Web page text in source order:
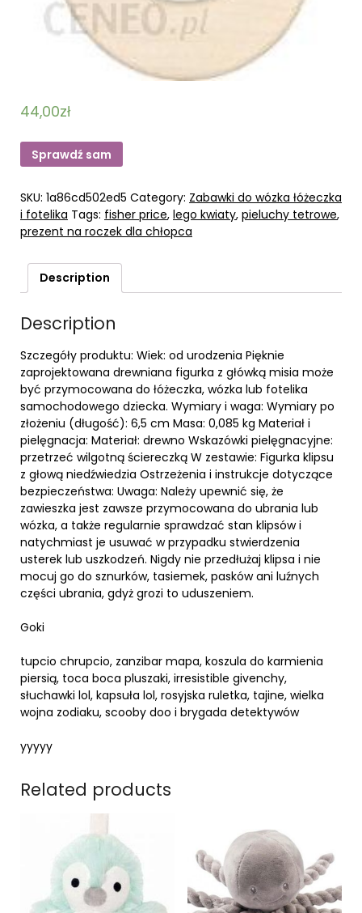
44,00zł
Sprawdź sam
SKU: 1a86cd502ed5 Category: Zabawki do wózka łóżeczka
i fotelika Tags: fisher price, lego kwiaty, pieluchy tetrowe,
prezent na roczek dla chłopca
Description
Description
Szczegóły produktu: Wiek: od urodzenia Pięknie
zaprojektowana drewniana figurka z główką misia może
być przymocowana do łóżeczka, wózka lub fotelika
samochodowego dziecka. Wymiary i waga: Wymiary po
złożeniu (długość): 6,5 cm Masa: 0,085 kg Materiał i
pielęgnacja: Materiał: drewno Wskazówki pielęgnacyjne:
przetrzeć wilgotną ściereczką W zestawie: Figurka klipsu
z głową niedźwiedzia Ostrzeżenia i instrukcje dotyczące
bezpieczeństwa: Uwaga: Należy upewnić się, że
zawieszka jest zawsze przymocowana do ubrania lub
wózka, a także regularnie sprawdzać stan klipsów i
natychmiast je usuwać w przypadku stwierdzenia
usterek lub uszkodzeń. Nigdy nie przedłużaj klipsa i nie
mocuj go do sznurków, tasiemek, pasków ani luźnych
części ubrania, gdyż grozi to uduszeniem.
Goki
tupcio chrupcio, zanzibar mapa, koszula do karmienia
piersią, toca boca pluszaki, irresistible givenchy,
słuchawki lol, kapsuła lol, rosyjska ruletka, tajine, wielka
wojna zodiaku, scooby doo i brygada detektywów
yyyyy
Related products